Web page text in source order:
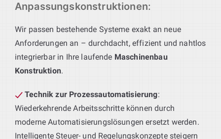
Anpassungskonstruktionen:
Wir passen bestehende Systeme exakt an neue
Anforderungen an – durchdacht, effizient und nahtlos
integrierbar in Ihre laufende Maschinenbau
Konstruktion.
Technik zur Prozessautomatisierung:
Wiederkehrende Arbeitsschritte können durch
moderne Automatisierungslösungen ersetzt werden.
Intelligente Steuer- und Regelungskonzepte steigern